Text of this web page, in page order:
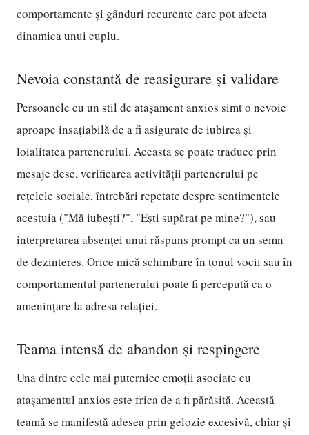
comportamente și gânduri recurente care pot afecta
dinamica unui cuplu.
Nevoia constantă de reasigurare și validare
Persoanele cu un stil de atașament anxios simt o nevoie
aproape insațiabilă de a fi asigurate de iubirea și
loialitatea partenerului. Aceasta se poate traduce prin
mesaje dese, verificarea activității partenerului pe
rețelele sociale, întrebări repetate despre sentimentele
acestuia ("Mă iubești?", "Ești supărat pe mine?"), sau
interpretarea absenței unui răspuns prompt ca un semn
de dezinteres. Orice mică schimbare în tonul vocii sau în
comportamentul partenerului poate fi percepută ca o
amenințare la adresa relației.
Teama intensă de abandon și respingere
Una dintre cele mai puternice emoții asociate cu
atașamentul anxios este frica de a fi părăsită. Această
teamă se manifestă adesea prin gelozie excesivă, chiar și